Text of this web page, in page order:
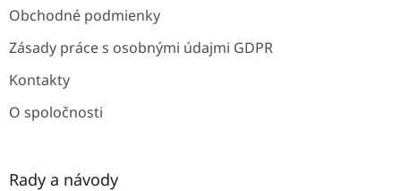
v
k
Obchodné podmienky
Zásady práce s osobnými údajmi GDPR
Kontakty
O spoločnosti
Rady a návody